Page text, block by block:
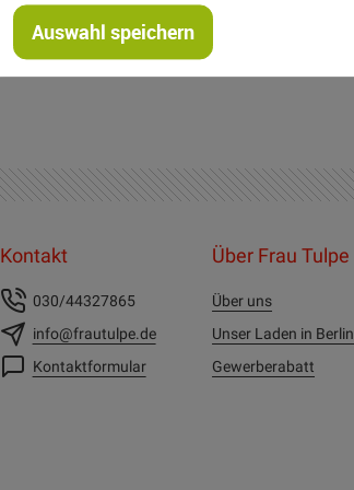
Auswahl speichern
Kontakt
030/44327865
info@frautulpe.de
Kontaktformular
Über Frau Tulpe
Über uns
Unser Laden in Berlin
Gewerberabatt